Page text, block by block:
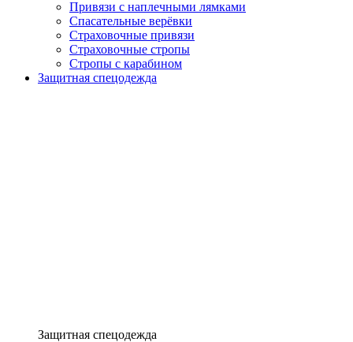
Привязи с наплечными лямками
Спасательные верёвки
Страховочные привязи
Страховочные стропы
Стропы с карабином
Защитная спецодежда
Защитная спецодежда